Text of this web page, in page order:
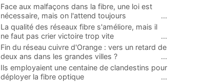
Face aux malfaçons dans la fibre, une loi est
nécessaire, mais on l'attend toujours
...
La qualité des réseaux fibre s'améliore, mais il
ne faut pas crier victoire trop vite
...
Fin du réseau cuivre d'Orange : vers un retard de
deux ans dans les grandes villes ?
...
Ils employaient une centaine de clandestins pour
déployer la fibre optique
...